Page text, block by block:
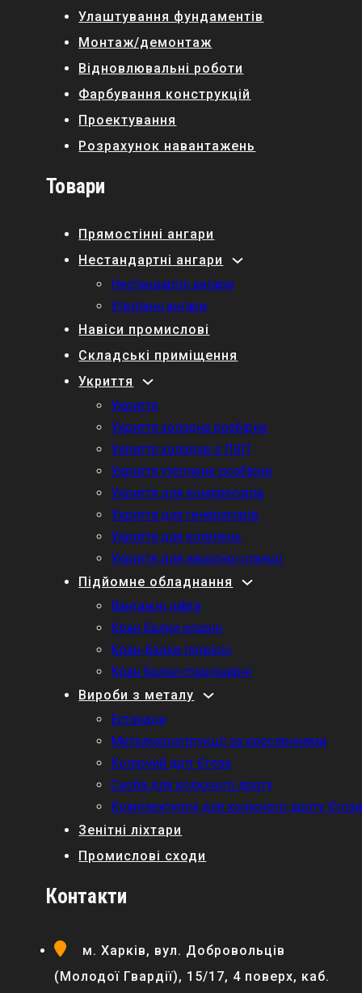
Улаштування фундаментів
Монтаж/демонтаж
Відновлювальні роботи
Фарбування конструкцій
Проектування
Розрахунок навантажень
Товари
Прямостінні ангари
Нестандартні ангари
Нестандартні ангари
Утеплені ангари
Навіси промислові
Складські приміщення
Укриття
Укриття
Укриття холодне розбірне
Укриття холодне з ЛЗП
Укриття утеплене розбірне
Укриття для компресорів
Укриття для генераторів
Укриття для котелень
Укриття для насосної станції
Підйомне обладнання
Вантажні ліфти
Кран балки опорні
Кран-балки підвісні
Кран балки стаціонарні
Вироби з металу
Естакади
Металоконструкції за кресленнями
Колючий дріт Єгоза
Скоба для колючого дроту
Комплектуючі для колючого дроту Єгоза
Зенітні ліхтари
Промислові сходи
Контакти
м. Харків, вул. Добровольців
(Молодої Гвардії), 15/17, 4 поверх, каб.